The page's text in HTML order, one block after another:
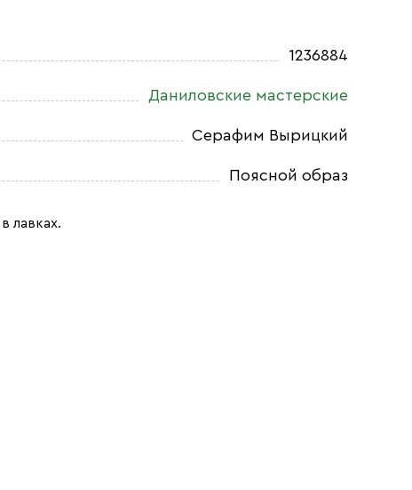
1236884
Даниловские мастерские
Серафим Вырицкий
Поясной образ
лавках.